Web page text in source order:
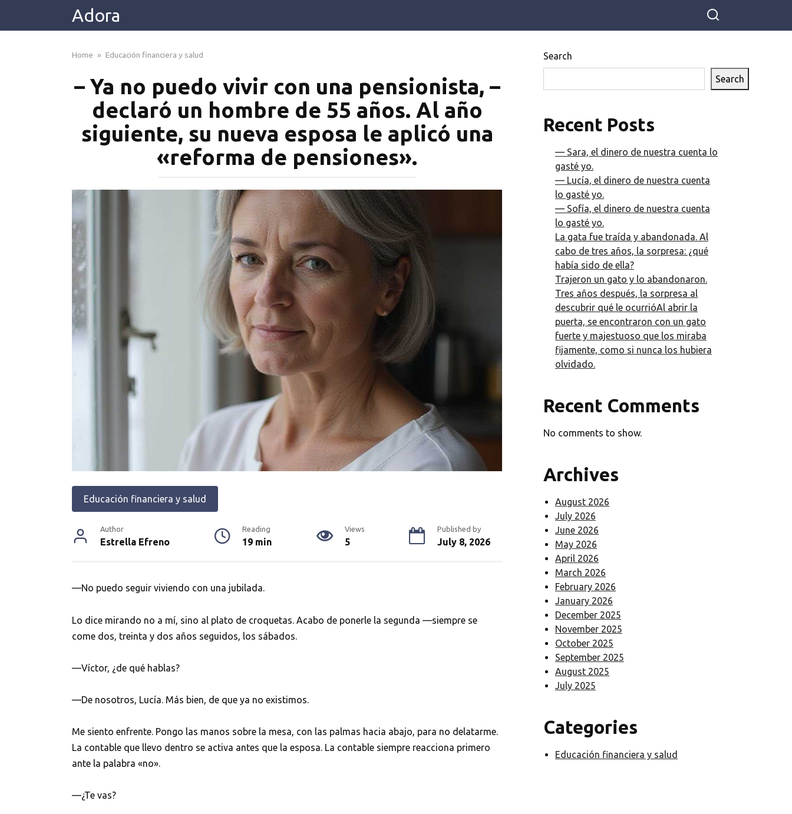
Adora
Home » Educación financiera y salud
– Ya no puedo vivir con una pensionista, –
declaró un hombre de 55 años. Al año
siguiente, su nueva esposa le aplicó una
«reforma de pensiones».
Educación financiera y salud
Author
Estrella Efreno
Reading
19 min
Views
5
Published by
July 8, 2026
—No puedo seguir viviendo con una jubilada.
Lo dice mirando no a mí, sino al plato de croquetas. Acabo de ponerle la segunda —siempre se
come dos, treinta y dos años seguidos, los sábados.
—Víctor, ¿de qué hablas?
—De nosotros, Lucía. Más bien, de que ya no existimos.
Me siento enfrente. Pongo las manos sobre la mesa, con las palmas hacia abajo, para no delatarme.
La contable que llevo dentro se activa antes que la esposa. La contable siempre reacciona primero
ante la palabra «no».
—¿Te vas?
Search
Search
Recent Posts
— Sara, el dinero de nuestra cuenta lo
gasté yo.
— Lucía, el dinero de nuestra cuenta
lo gasté yo.
— Sofía, el dinero de nuestra cuenta
lo gasté yo.
La gata fue traída y abandonada. Al
cabo de tres años, la sorpresa: ¿qué
había sido de ella?
Trajeron un gato y lo abandonaron.
Tres años después, la sorpresa al
descubrir qué le ocurrióAl abrir la
puerta, se encontraron con un gato
fuerte y majestuoso que los miraba
fijamente, como si nunca los hubiera
olvidado.
Recent Comments
No comments to show.
Archives
August 2026
July 2026
June 2026
May 2026
April 2026
March 2026
February 2026
January 2026
December 2025
November 2025
October 2025
September 2025
August 2025
July 2025
Categories
Educación financiera y salud